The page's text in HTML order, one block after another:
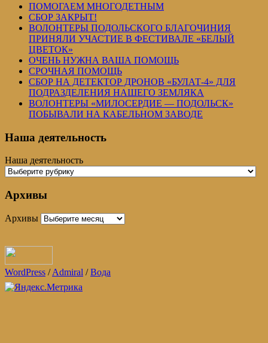
ПОМОГАЕМ МНОГОДЕТНЫМ
СБОР ЗАКРЫТ!
ВОЛОНТЕРЫ ПОДОЛЬСКОГО БЛАГОЧИНИЯ
ПРИНЯЛИ УЧАСТИЕ В ФЕСТИВАЛЕ «БЕЛЫЙ
ЦВЕТОК»
ОЧЕНЬ НУЖНА ВАША ПОМОЩЬ
СРОЧНАЯ ПОМОЩЬ
СБОР НА ДЕТЕКТОР ДРОНОВ «БУЛАТ-4» ДЛЯ
ПОДРАЗДЕЛЕНИЯ НАШЕГО ЗЕМЛЯКА
ВОЛОНТЕРЫ «МИЛОСЕРДИЕ — ПОДОЛЬСК»
ПОБЫВАЛИ НА КАБЕЛЬНОМ ЗАВОДЕ
Наша деятельность
Наша деятельность
Архивы
Архивы
WordPress /Admiral /Вода